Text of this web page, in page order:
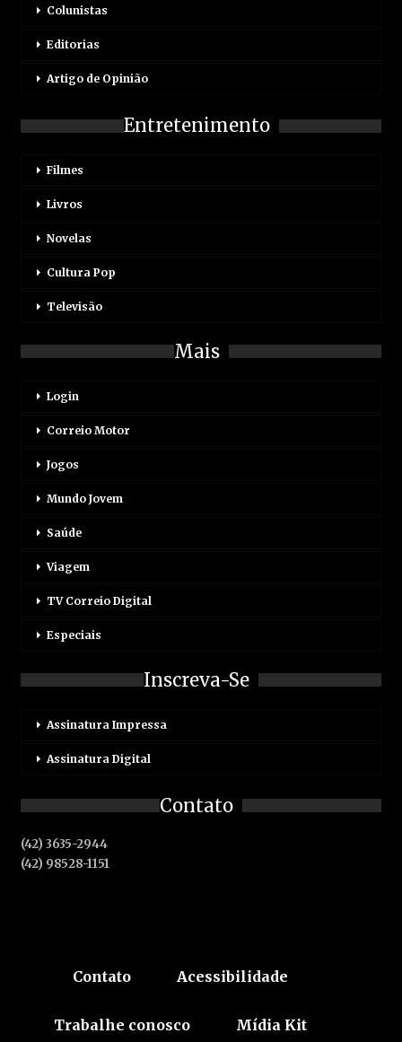
Colunistas
Editorias
Artigo de Opinião
Entretenimento
Filmes
Livros
Novelas
Cultura Pop
Televisão
Mais
Login
Correio Motor
Jogos
Mundo Jovem
Saúde
Viagem
TV Correio Digital
Especiais
Inscreva-Se
Assinatura Impressa
Assinatura Digital
Contato
(42) 3635-2944
(42) 98528-1151
Contato Acessibilidade
Trabalhe conosco Mídia Kit